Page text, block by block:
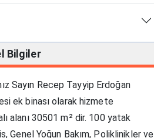
Bilgiler
Sayın Recep Tayyip Erdoğan
ek binası olarak hizmete
alanı 30501 m² dir. 100 yatak
Genel Yoğun Bakım, Poliklinikler ve